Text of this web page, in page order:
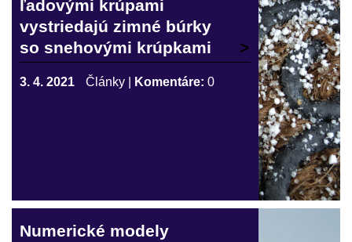
ľadovými krúpami
vystriedajú zimné búrky
so snehovými krúpkami
3. 4. 2021 Články Komentáre: 0
Numerické modely